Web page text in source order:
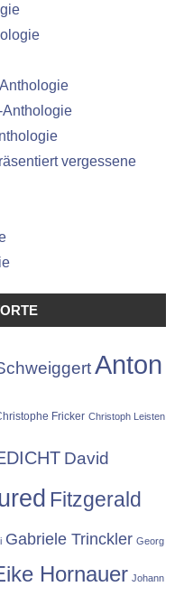
Anthologie
vergessene
Anton
Fricker Christoph Leisten
David
Fitzgerald
Gabriele Trinckler Georg
Hornauer Johann